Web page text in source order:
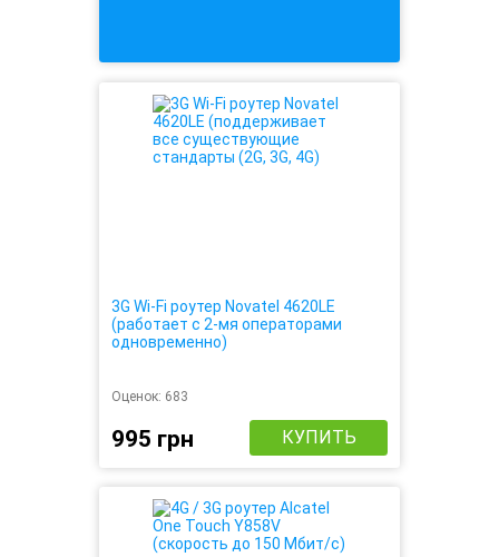
3G Wi-Fi роутер Novatel 4620LE
(работает с 2-мя операторами
одновременно)
Оценок: 683
995 грн КУПИТЬ